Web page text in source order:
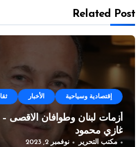
Related Post
إقتصادية وسياحية الأخبار
أزمات لبنان وطوافان الاقصى –
غازي محمود
مكتب التحرير نوفمبر 2, 2023